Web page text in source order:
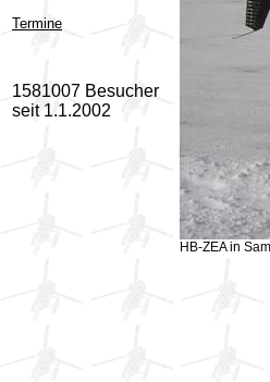
Termine
1581007 Besucher
seit 1.1.2002
HB-ZEA in